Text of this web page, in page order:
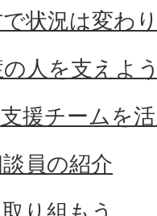
状況は変わ
人を支えよ
援チームを
員の紹介